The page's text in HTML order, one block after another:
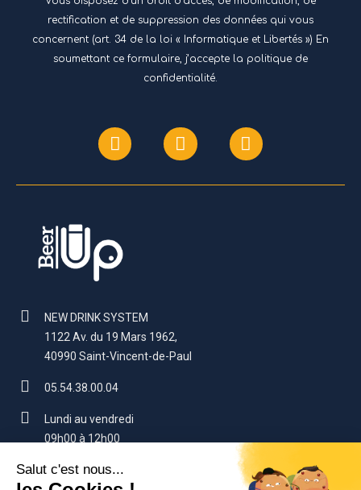
rectification et de suppression des données qui vous
concernent (art. 34 de la loi « Informatique et Libertés ») En
soumettant ce formulaire, j’accepte la politique de
confidentialité.
NEW DRINK SYSTEM
1122 Av. du 19 Mars 1962,
40990 Saint-Vincent-de-Paul
05.54.38.00.04
Lundi au vendredi
09h00 à 12h00